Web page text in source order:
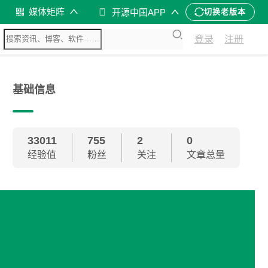
媒体矩阵 开源中国APP 切换老版本
登录 注册
基础信息
33011
经验值
755
粉丝
2
关注
0
文章总量